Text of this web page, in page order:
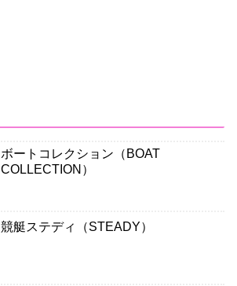
ボートコレクション（BOAT
COLLECTION）
競艇ステディ（STEADY）